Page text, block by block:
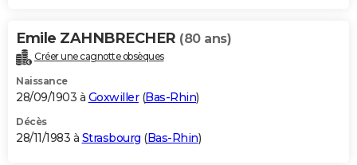
Emile ZAHNBRECHER (80 ans)
Créer une cagnotte obsèques
Naissance
28/09/1903 à Goxwiller(Bas-Rhin)
Décès
28/11/1983 à Strasbourg (Bas-Rhin)